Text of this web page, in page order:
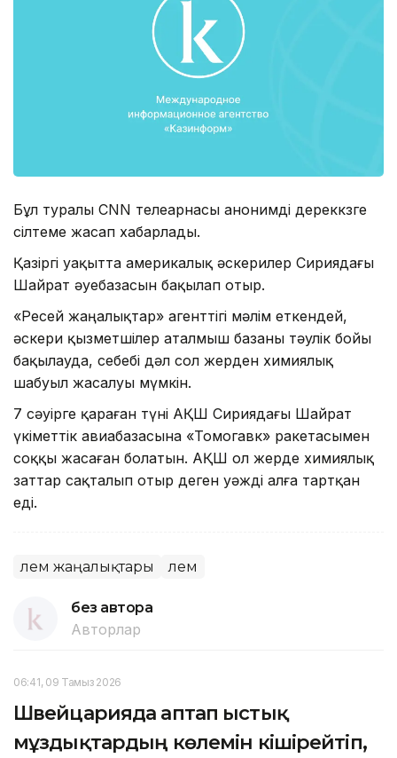
Бұл туралы CNN телеарнасы анонимді дереккөзге
сілтеме жасап хабарлады.
Қазіргі уақытта америкалық әскерилер Сириядағы
Шайрат әуебазасын бақылап отыр.
«Ресей жаңалықтар» агенттігі мәлім еткендей,
әскери қызметшілер аталмыш базаны тәулік бойы
бақылауда, себебі дәл сол жерден химиялық
шабуыл жасалуы мүмкін.
7 сәуірге қараған түні АҚШ Сириядағы Шайрат
үкіметтік авиабазасына «Томогавк» ракетасымен
соққы жасаған болатын. АҚШ ол жерде химиялық
заттар сақталып отыр деген уәжді алға тартқан
еді.
Әлем жаңалықтары Әлем
без автора
Авторлар
06:41, 09 Тамыз 2026
Швейцарияда аптап ыстық
мұздықтардың көлемін кішірейтіп,